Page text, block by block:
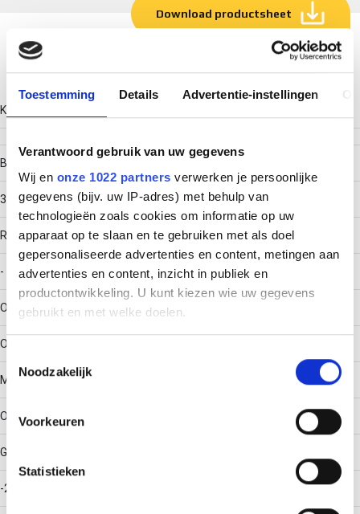
Toestemming Details Advertentie-instellingen
Verantwoord gebruik van uw gegevens
Wij en onze 1022 partners verwerken je persoonlijke
gegevens (bijv. uw IP-adres) met behulp van
technologieën zoals cookies om informatie op uw
apparaat op te slaan en te gebruiken met als doel
gepersonaliseerde advertenties en content, metingen aan
advertenties en content, inzicht in publiek en
productontwikkeling. U kunt kiezen wie uw gegevens
gebruikt en met welke doelen.
Informatie verzamelen over uw geografische locatie,
Uw apparaat identificeren door het actief te scannen
op specifieke eigenschappen (fingerprinting)
verwerkt en stel uw voorkeuren in het
detailgedeelte in.
Noodzakelijk
Voorkeuren
Statistieken
Download productsheet
Technische gegevens
Kleur
Breedte
300
RAL-nummer
-
Oppervlaktebescherming
Overig
Materiaalkwaliteit
Overig
Gebruikstemperatuur
-20 - 120